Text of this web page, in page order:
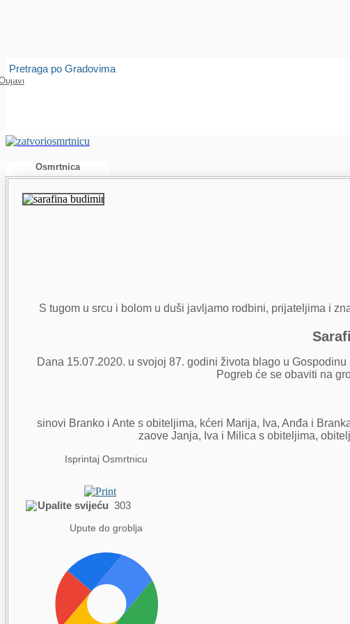
Pretraga po Gradovima
Osmrtnica
S tugom u srcu i bolom u duši javljamo rodbini, prijateljima i
Dana 15.07.2020. u svojoj 87. godini života blago u
Pogreb će se obaviti na
sinovi Branko i Ante s obiteljima, kćeri Marija, Iva, Anđa i
zaove Janja, Iva i Milica s obiteljima,
Isprintaj Osmrtnicu
Upalite svijeću 303
Upute do groblja